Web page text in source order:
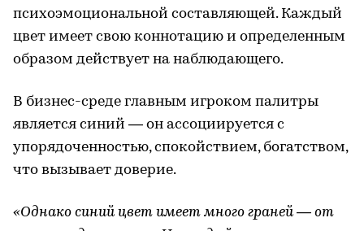
психоэмоциональной составляющей. Каждый
цвет имеет свою коннотацию и определенным
образом действует на наблюдающего.
В бизнес-среде главным игроком палитры
является синий — он ассоциируется с
упорядоченностью, спокойствием, богатством,
что вызывает доверие.
«Однако синий цвет имеет много граней — от